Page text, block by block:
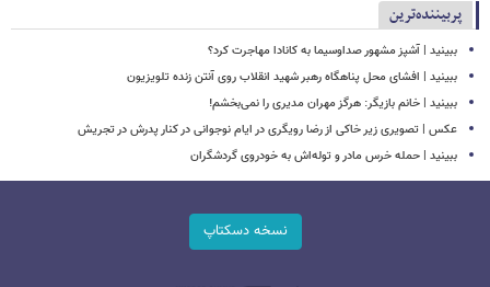
پربیننده‌ترین
ببینید | آشپز مشهور صداوسیما به کانادا مهاجرت کرد؟
ببینید | افشای محل پناهگاه‌ رهبر شهید انقلاب روی آنتن زنده تلویزیون
ببینید | خانم بازیگر: هرگز مهران مدیری را نمی‌بخشم!
عکس | تصویری زیر خاکی از رضا رویگری در ایام نوجوانی در کنار پدرش در تجریش
ببینید | حمله خرس مادر و توله‌اش به خودروی گردشگران
نسخه دسکتاپ